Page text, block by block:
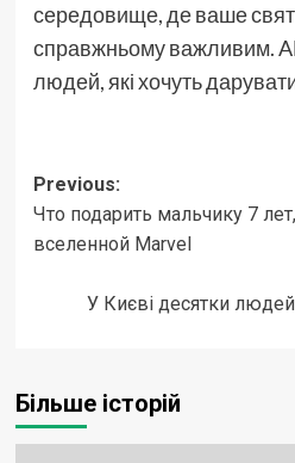
середовище, де ваше
справжньому важливим.
людей, які хочуть
Post
navigation
Previous:
Что подарить мальчику 7
вселенной Marvel
У Києві десятки людей
Більше історій